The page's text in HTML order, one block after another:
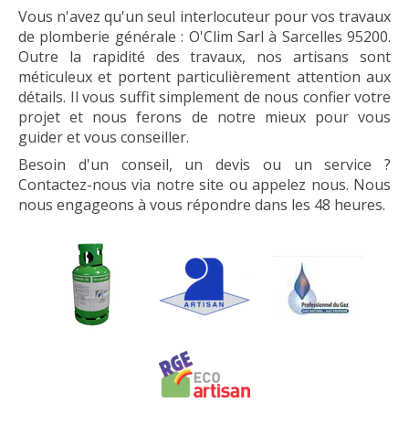
Vous n'avez qu'un seul interlocuteur pour vos travaux
de plomberie générale : O'Clim Sarl à Sarcelles 95200.
Outre la rapidité des travaux, nos artisans sont
méticuleux et portent particulièrement attention aux
détails. Il vous suffit simplement de nous confier votre
projet et nous ferons de notre mieux pour vous
guider et vous conseiller.
Besoin d'un conseil, un devis ou un service ?
Contactez-nous via notre site ou appelez nous. Nous
nous engageons à vous répondre dans les 48 heures.